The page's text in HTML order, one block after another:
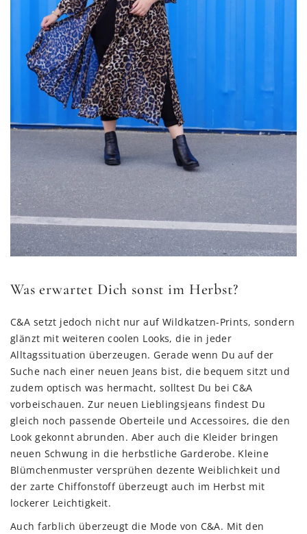
Was erwartet Dich sonst im Herbst?
C&A setzt jedoch nicht nur auf Wildkatzen-Prints, sondern
glänzt mit weiteren coolen Looks, die in jeder
Alltagssituation überzeugen. Gerade wenn Du auf der
Suche nach einer neuen Jeans bist, die bequem sitzt und
zudem optisch was hermacht, solltest Du bei C&A
vorbeischauen. Zur neuen Lieblingsjeans findest Du
gleich noch passende Oberteile und Accessoires, die den
Look gekonnt abrunden. Aber auch die Kleider bringen
neuen Schwung in die herbstliche Garderobe. Kleine
Blümchenmuster versprühen dezente Weiblichkeit und
der zarte Chiffonstoff überzeugt auch im Herbst mit
lockerer Leichtigkeit.
Auch farblich überzeugt die Mode von C&A. Mit den